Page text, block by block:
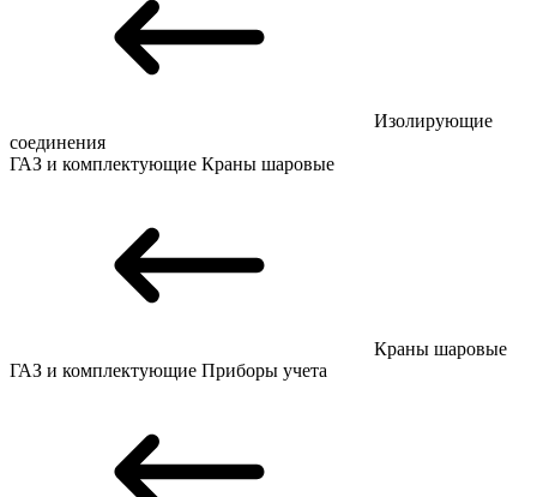
Изолирующие
соединения
ГАЗ и комплектующие Краны шаровые
Краны шаровые
ГАЗ и комплектующие Приборы учета